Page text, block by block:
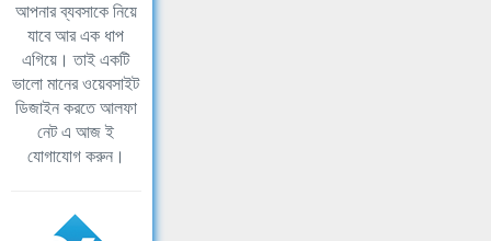
আপনার ব্যবসাকে নিয়ে
যাবে আর এক ধাপ
এগিয়ে। তাই একটি
ভালো মানের ওয়েবসাইট
ডিজাইন করতে আলফা
নেট এ আজ ই
যোগাযোগ করুন।